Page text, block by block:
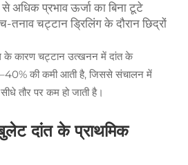
अधिक प्रभाव ऊर्जा का बिना टूटे
चट्टान ड्रिलिंग के दौरान छिद्रों
के कारण चट्टान उत्खनन में दांत के
की कमी आती है, जिससे संचालन में
तौर पर कम हो जाती है।
दांत के प्राथमिक